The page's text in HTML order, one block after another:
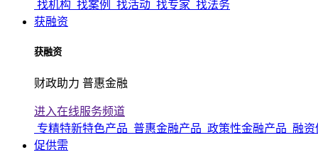
找机构 找案例 找活动 找专家 找法务
获融资
获融资
财政助力 普惠金融
进入在线服务频道
专精特新特色产品 普惠金融产品 政策性金融产品 融资
促供需